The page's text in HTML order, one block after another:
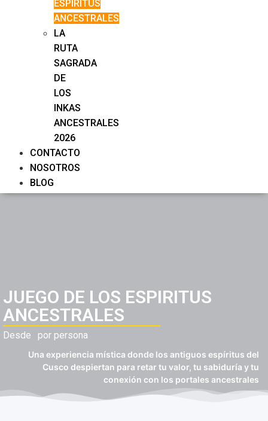
ESPIRITUS
ANCESTRALES
LA
RUTA
SAGRADA
DE
LOS
INKAS
ANCESTRALES
2026
CONTACTO
NOSOTROS
BLOG
JUEGO DE LOS ESPIRITUS
ANCESTRALES
Desde por persona
Una experiencia mística donde los antiguos espíritus del
Cusco despiertan para retar tu valor, tu sabiduría y tu
conexión con los portales ancestrales